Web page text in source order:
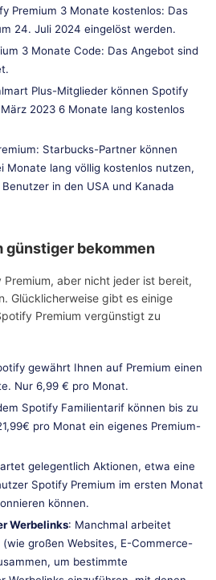
Premium 3 Monate kostenlos: Das
24. Juli 2024 eingelöst werden.
3 Monate Code: Das Angebot sind
Plus-Mitglieder können Spotify
2023 6 Monate lang kostenlos
Starbucks-Partner können
Monate lang völlig kostenlos nutzen,
in den USA und Kanada
günstiger bekommen
aber nicht jeder ist bereit,
Glücklicherweise gibt es einige
Premium vergünstigt zu
gewährt Ihnen auf Premium einen
Nur 6,99 € pro Monat.
Spotify Familientarif können bis zu
pro Monat ein eigenes Premium-
gelegentlich Aktionen, etwa eine
Spotify Premium im ersten Monat
können.
Werbelinks: Manchmal arbeitet
großen Websites, E-Commerce-
um bestimmte